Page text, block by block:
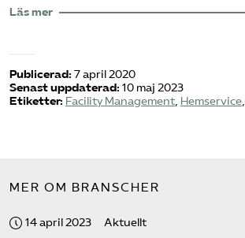
Läs mer
Publicerad: 7 april 2020
Senast uppdaterad: 10 maj 2023
Etiketter: Facility Management, Hemservice,
MER OM BRANSCHER
14 april 2023 Aktuellt